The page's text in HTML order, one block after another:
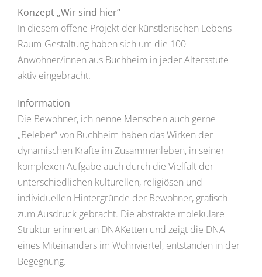
Konzept „Wir sind hier“
In diesem offene Projekt der künstlerischen Lebens-
Raum-Gestaltung haben sich um die 100
Anwohner/innen aus Buchheim in jeder Altersstufe
aktiv eingebracht.
Information
Die Bewohner, ich nenne Menschen auch gerne
„Beleber“ von Buchheim haben das Wirken der
dynamischen Kräfte im Zusammenleben, in seiner
komplexen Aufgabe auch durch die Vielfalt der
unterschiedlichen kulturellen, religiösen und
individuellen Hintergründe der Bewohner, grafisch
zum Ausdruck gebracht. Die abstrakte molekulare
Struktur erinnert an DNAKetten und zeigt die DNA
eines Miteinanders im Wohnviertel, entstanden in der
Begegnung.